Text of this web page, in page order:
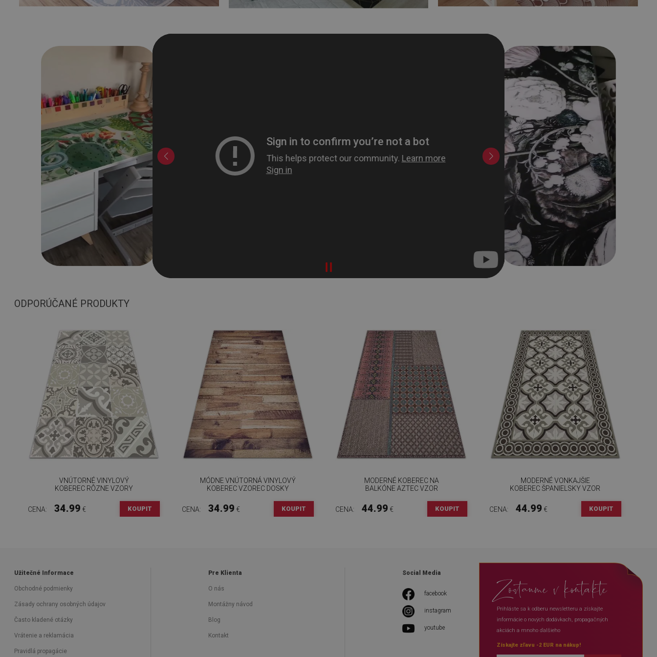
ODPORÚČANÉ PRODUKTY
VNÚTORNÉ VINYLOVÝ
KOBEREC RÔZNE VZORY
CENA: 34.99 € KOUPIT
MÓDNE VNÚTORNÁ VINYLOVÝ
KOBEREC VZOREC DOSKY
CENA: 34.99 € KOUPIT
MODERNÉ KOBEREC NA
BALKÓNE AZTEC VZOR
CENA: 44.99 € KOUPIT
MODERNÉ VONKAJŠIE
KOBEREC ŠPANIELSKY VZOR
CENA: 44.99 € KOUPIT
Užitečné Informace
Obchodné podmienky
Zásady ochrany osobných údajov
Často kladené otázky
Vrátenie a reklamácia
Pravidlá propagácie
Pre Klienta
O nás
Montážny návod
Blog
Kontakt
Social Media
facebook
instagram
youtube
Zostanme v kontakte
Prihláste sa k odberu newsletteru a získajte
informácie o nových dodávkach, propagačných
akciách a mnoho ďalšieho
Získajte zľavu -2 EUR na nákup!